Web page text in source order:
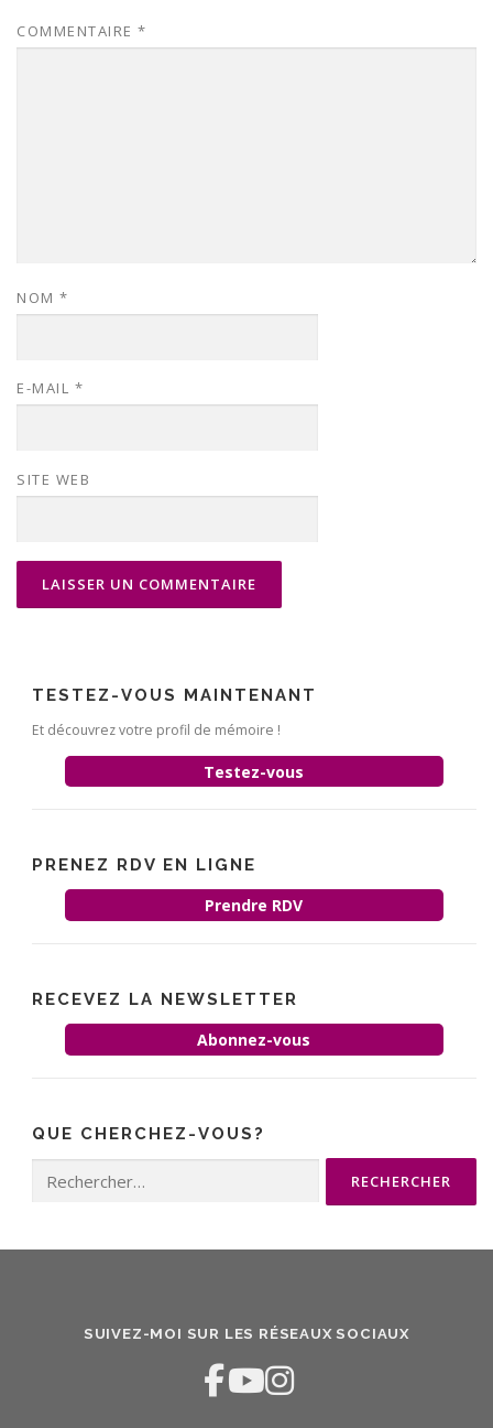
COMMENTAIRE *
NOM *
E-MAIL *
SITE WEB
TESTEZ-VOUS MAINTENANT
Et découvrez votre profil de mémoire !
Testez-vous
PRENEZ RDV EN LIGNE
Prendre RDV
RECEVEZ LA NEWSLETTER
Abonnez-vous
QUE CHERCHEZ-VOUS?
SUIVEZ-MOI SUR LES RÉSEAUX SOCIAUX